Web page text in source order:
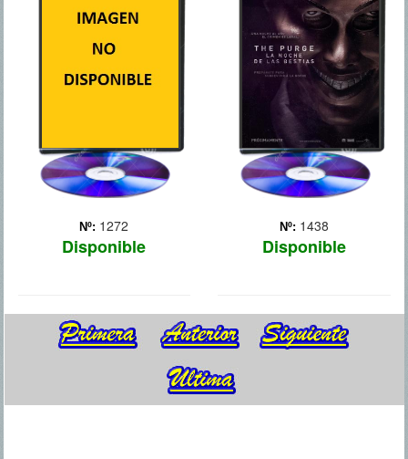
Nº: 1272
Disponible
Julia es una joven
enfermera que vive en un
Estados Unidos, en el que,
inexplicablemente, han
desaparecido varios niños
en muy poco tiempo. Los
Nº: 1438
Disponible
Año 2022. En una futura
sociedad distópica, el
régimen político vigente,
llamado Nueva Fundación
de los padres de América,
ha decidido como medida
catárquica implantar la
"purga anual", una ... Más